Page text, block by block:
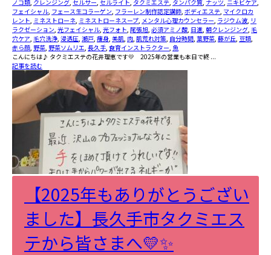
ノコ類, クレンジング, セルサー, セルライト, タクミエステ, タンパク質, ナッツ, ニキビケア,
フェイシャル, フェース生コラーゲン, フラーレン制作認定講師, ボディエステ, マイクロカ
レント, ミネストローネ, ミネストローネスープ, メンタル心理カウンセラー, ラジウム波, リ
ラクゼーション, 光フェイシャル, 光フォト, 尾張旭, 必須アミノ酸, 日進, 朝クレンジング, 毛
穴ケア, 毛穴洗浄, 浸透圧, 瀬戸, 痩身, 美肌, 肉, 肌荒れ対策, 自分時間, 葉野菜, 藤が丘, 豆類,
赤ら顔, 野菜, 野菜ソムリエ, 長久手, 食育インストラクター, 魚
こんにちは♪ タクミエステの花井理恵です💛 2025年の営業も本日で終 ...
記事を読む
【2025年もありがとうござい
ました】長久手市タクミエス
テから皆さまへ💛✨